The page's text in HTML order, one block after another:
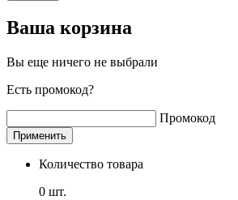
Ваша корзина
Вы еще ничего не выбрали
Есть промокод?
Промокод
Применить
Количество товара
0 шт.